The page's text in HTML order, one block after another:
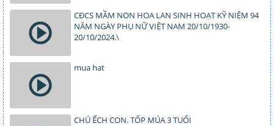
CĐCS MẦM NON HOA LAN SINH HOẠT KỸ NIỆM 94
NĂM NGÀY PHỤ NỮ VIỆT NAM 20/10/1930-
20/10/2024.\
mua hat
CHÚ ẾCH CON. TỐP MÚA 3 TUỔI